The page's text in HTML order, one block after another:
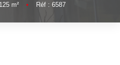
125m² • Réf : 6587